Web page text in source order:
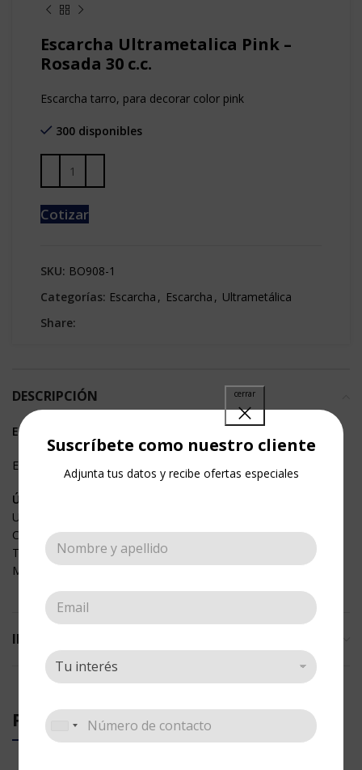
Suscríbete como nuestro cliente
Adjunta tus datos y recibe ofertas especiales
Escarcha Ultrametalica Pink –
Rosada 30 c.c.
Escarcha tarro, para decorar color pink
300 disponibles
Cotizar
SKU: BO908-1
Categorías: Escarcha , Escarcha , Ultrametálica
Share:
DESCRIPCIÓN
ESCARCHA ULTRAMETÁLICA
Escarcha de gran brillo metálico.
Úsalas también en:
Uñas
Cosmético
Textil
Maquillaje
INFORMACIÓN ADICIONAL
PRODUCTOS RELACIONADOS